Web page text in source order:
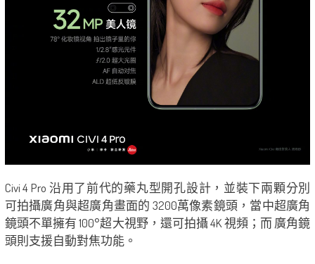
Civi 4 Pro 沿用了前代的藥丸型開孔設計，並裝下兩顆分別
可拍攝廣角與超廣角畫面的 3200萬像素鏡頭，當中超廣角
鏡頭不單擁有 100°超大視野，還可拍攝 4K 視頻；而 廣角鏡
頭則支援自動對焦功能。